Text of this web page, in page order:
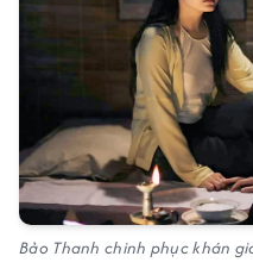
Bảo Thanh chinh phục khán